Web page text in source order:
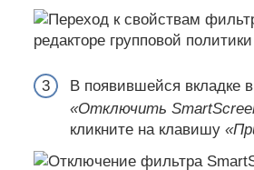
В появившейся вкладке
«Отключить
кликните на клавишу